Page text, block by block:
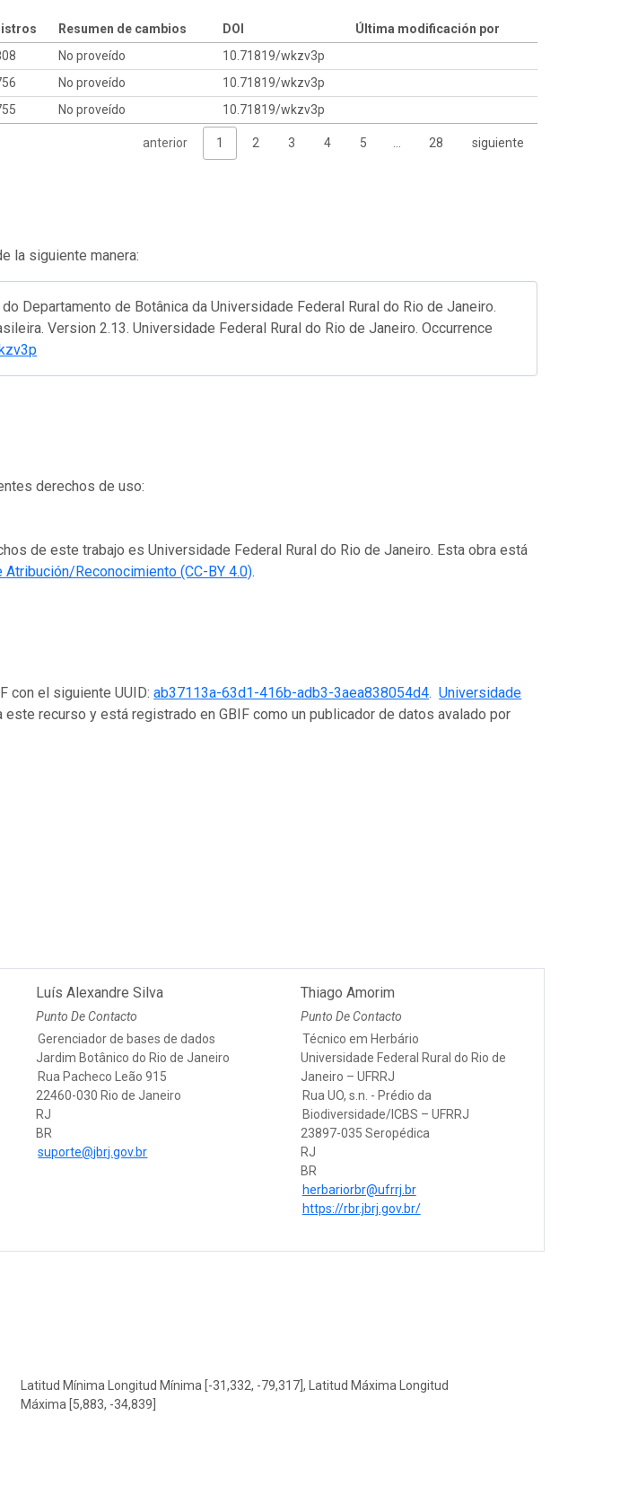
Resumen de cambios DOI
Última modificación por
No proveído
10.71819/wkzv3p
No proveído
10.71819/wkzv3p
No proveído 10.71819/wkzv3p
anterior 1 2 3 4 5 … 28 siguiente
la siguiente manera:
Departamento de Botânica da Universidade Federal Rural do Rio de Janeiro.
Version 2.13. Universidade Federal Rural do Rio de Janeiro. Occurrence
derechos de uso:
de este trabajo es Universidade Federal Rural do Rio de Janeiro. Esta obra está
Atribución/Reconocimiento (CC-BY 4.0).
con el siguiente UUID:ab37113a-63d1-416b-adb3-3aea838054d4.Universidade
este recurso y está registrado en GBIF como un publicador de datos avalado por
Luís Alexandre Silva
Punto De Contacto
Gerenciador de bases de dados
Jardim Botânico do Rio de Janeiro
Rua Pacheco Leão 915
22460-030 Rio de Janeiro
RJ
BR
suporte@jbrj.gov.br
Thiago Amorim
Punto De Contacto
Técnico em Herbário
Universidade Federal Rural do Rio de
Janeiro – UFRRJ
Rua UO, s.n. - Prédio da
Biodiversidade/ICBS – UFRRJ
23897-035 Seropédica
RJ
BR
herbariorbr@ufrrj.br
https://rbr.jbrj.gov.br/
Latitud Mínima Longitud Mínima [-31,332, -79,317], Latitud Máxima Longitud
Máxima [5,883, -34,839]